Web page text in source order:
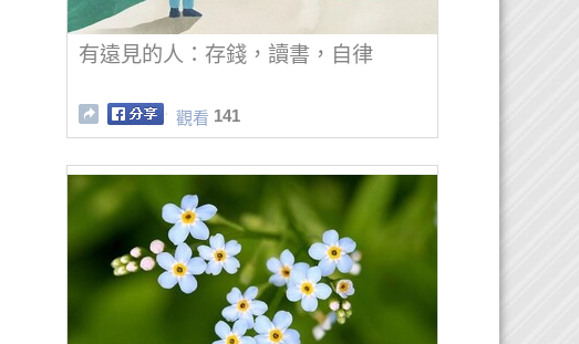
有遠見的人：存錢，讀書，自律
觀看 141